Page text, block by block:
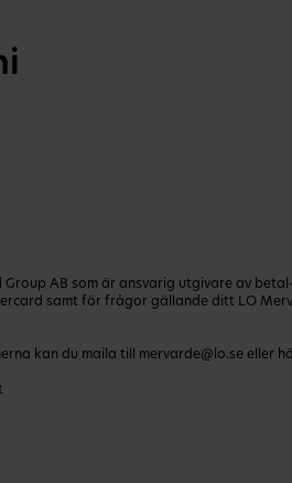
Group AB som är ansvarig utgivare av
samt för frågor gällande ditt LO
kan du maila till mervarde@lo.se eller